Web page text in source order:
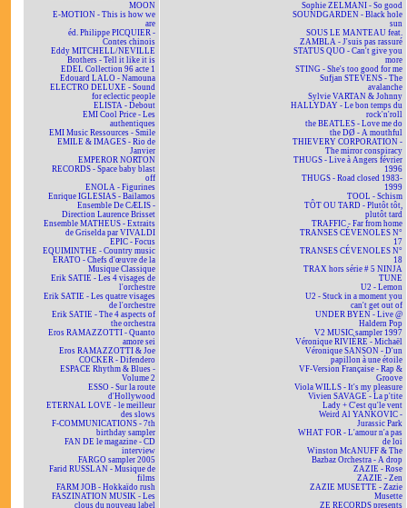
MOON
E-MOTION - This is how we
are
éd. Philippe PICQUIER -
Contes chinois
Eddy MITCHELL/NEVILLE
Brothers - Tell it like it is
EDEL Collection 96 acte 1
Edouard LALO - Namouna
ELECTRO DELUXE - Sound
for eclectic people
ELISTA - Debout
EMI Cool Price - Les
authentiques
EMI Music Ressources - Smile
EMILE & IMAGES - Rio de
Janvier
EMPEROR NORTON
RECORDS - Space baby blast
off
ENOLA - Figurines
Enrique IGLESIAS - Bailamos
Ensemble De CÆLIS -
Direction Laurence Brisset
Ensemble MATHEUS - Extraits
de Griselda par VIVALDI
EPIC - Focus
EQUIMINTHE - Country music
ERATO - Chefs d'œuvre de la
Musique Classique
Erik SATIE - Les 4 visages de
l'orchestre
Erik SATIE - Les quatre visages
de l'orchestre
Erik SATIE - The 4 aspects of
the orchestra
Eros RAMAZZOTTI - Quanto
amore sei
Eros RAMAZZOTTI & Joe
COCKER - Difendero
ESPACE Rhythm & Blues -
Volume 2
ESSO - Sur la route
d'Hollywood
ETERNAL LOVE - le meilleur
des slows
F-COMMUNICATIONS - 7th
birthday sampler
FAN DE le magazine - CD
interview
FARGO sampler 2005
Farid RUSSLAN - Musique de
films
FARM JOB - Hokkaïdo rush
FASZINATION MUSIK - Les
clous du nouveau label
Sophie ZELMANI - So good
SOUNDGARDEN - Black hole
sun
SOUS LE MANTEAU feat.
ZAMBLA - J'suis pas rassuré
STATUS QUO - Can't give you
more
STING - She's too good for me
Sufjan STEVENS - The
avalanche
Sylvie VARTAN & Johnny
HALLYDAY - Le bon temps du
rock'n'roll
the BEATLES - Love me do
the DØ - A mouthful
THIEVERY CORPORATION -
The mirror conspiracy
THUGS - Live à Angers février
1996
THUGS - Road closed 1983-
1999
TOOL - Schism
TÔT OU TARD - Plutôt tôt,
plutôt tard
TRAFFIC - Far from home
TRANSES CÉVENOLES N°
17
TRANSES CÉVENOLES N°
18
TRAX hors série # 5 NINJA
TUNE
U2 - Lemon
U2 - Stuck in a moment you
can't get out of
UNDER BYEN - Live @
Haldern Pop
V2 MUSIC sampler 1997
Véronique RIVIÈRE - Michaël
Véronique SANSON - D'un
papillon à une étoile
VF-Version Française - Rap &
Groove
Viola WILLS - It's my pleasure
Vivien SAVAGE - La p'tite
Lady + C'est qu'le vent
Weird Al YANKOVIC -
Jurassic Park
WHAT FOR - L'amour n'a pas
de loi
Winston McANUFF & The
Bazbaz Orchestra - A drop
ZAZIE - Rose
ZAZIE - Zen
ZAZIE MUSETTE - Zazie
Musette
ZE RECORDS presents